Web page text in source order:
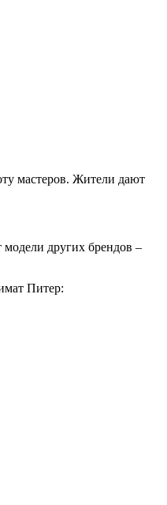
мастеров. Жители дают
других брендов –
Питер: